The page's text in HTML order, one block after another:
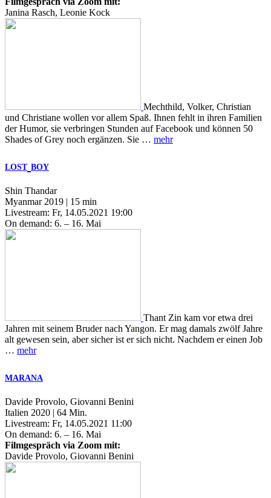
Janina Rasch, Leonie Kock
Mechthild, Volker, Christian
und Christiane wollen vor allem Spaß. Ihnen fehlt in ihren Familien
der Humor, sie verbringen Stunden auf Facebook und können 50
Shades of Grey noch ergänzen. Sie … mehr
LOST BOY
Shin Thandar
Myanmar 2019 | 15 min
Livestream: Fr, 14.05.2021 19:00
On demand: 6. – 16. Mai
Thant Zin kam vor etwa drei
Jahren mit seinem Bruder nach Yangon. Er mag damals zwölf Jahre
alt gewesen sein, aber sicher ist er sich nicht. Nachdem er einen Job
… mehr
MARANA
Davide Provolo, Giovanni Benini
Italien 2020 | 64 Min.
Livestream: Fr, 14.05.2021 11:00
On demand: 6. – 16. Mai
Filmgespräch via Zoom mit:
Davide Provolo, Giovanni Benini